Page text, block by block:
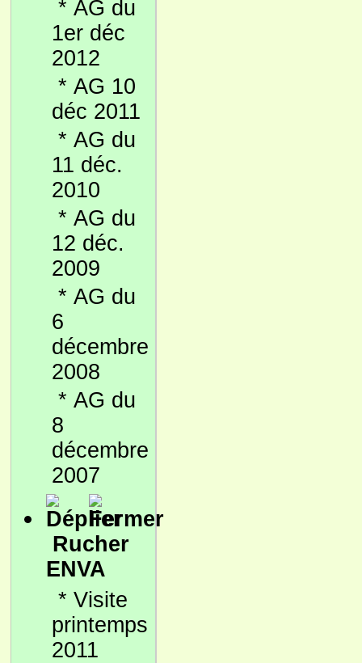
* AG du
1er déc
2012
* AG 10
déc 2011
* AG du
11 déc.
2010
* AG du
12 déc.
2009
* AG du
6
décembre
2008
* AG du
8
décembre
2007
Rucher
ENVA
* Visite
printemps
2011